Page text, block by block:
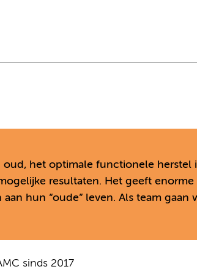
het optimale functionele herstel
resultaten. Het geeft enorme
hun “oude” leven. Als team gaan
sinds 2017